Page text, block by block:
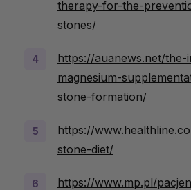
therapy-for-the-
stones/
https://auanews.net/
magnesium-
stone-formation/
https://
stone-diet/
https://www.mp.pl/